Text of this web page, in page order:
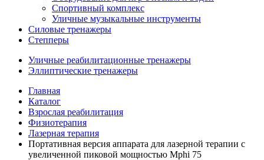
Спортивный комплекс
Уличные музыкальные инструменты
Силовые тренажеры
Степперы
Уличные реабилитационные тренажеры
Эллиптические тренажеры
Главная
Каталог
Взрослая реабилитация
Физиотерапия
Лазерная терапия
Портативная версия аппарата для лазерной терапии с
увеличенной пиковой мощностью Mphi 75